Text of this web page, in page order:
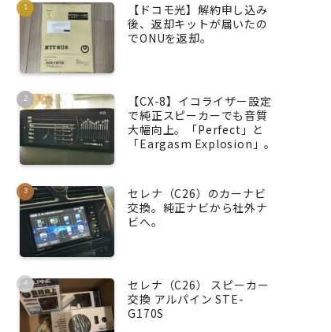
【ドコモ光】解約申し込み
後、返却キットが届いたの
でONUを返却。
【CX-8】イコライザー設定
で純正スピーカーでも音質
大幅向上。「Perfect」と
「Eargasm Explosion」。
セレナ（C26）のカーナビ
交換。純正ナビから社外ナ
ビへ。
セレナ（C26） スピーカー
交換 アルパイン STE-
G170S